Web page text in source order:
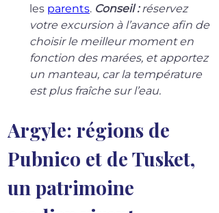
les parents. Conseil : réservez
votre excursion à l’avance afin de
choisir le meilleur moment en
fonction des marées, et apportez
un manteau, car la température
est plus fraîche sur l’eau.
Argyle: régions de
Pubnico et de Tusket,
un patrimoine